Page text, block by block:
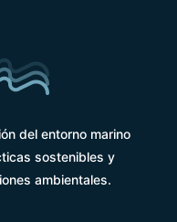
del entorno marino
sostenibles y
ambientales.